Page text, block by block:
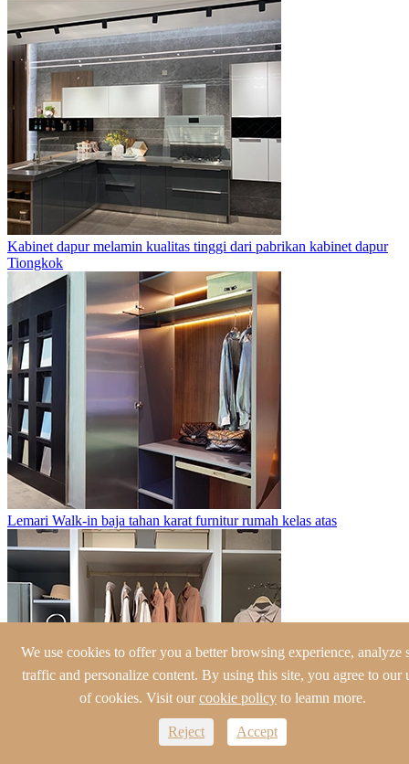
Kabinet dapur melamin kualitas tinggi dari pabrikan kabinet dapur
Tiongkok
Lemari Walk-in baja tahan karat furnitur rumah kelas atas
We use cookies to offer you a better browsing experience, analyze
traffic and personalize content. By using this site, you agree to our
of cookies. Visit ourcookie policy to leamn more.
Reject Accept